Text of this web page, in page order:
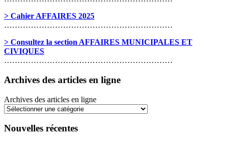
> Cahier AFFAIRES 2025
………………………………………………………
> Consultez la section AFFAIRES MUNICIPALES ET
CIVIQUES
………………………………………………………
Archives des articles en ligne
Archives des articles en ligne
Nouvelles récentes